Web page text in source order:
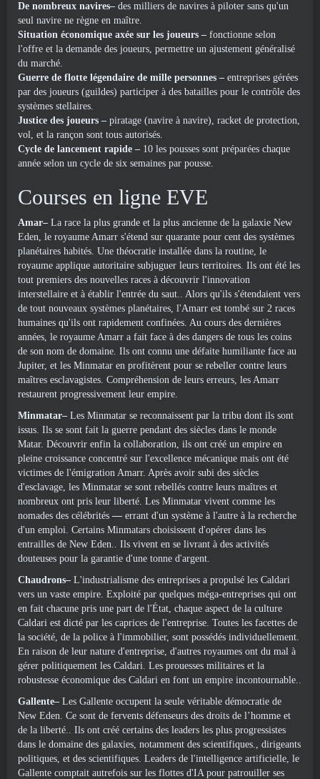
De nombreux navires– des milliers de navires à piloter sans qu'un
seul navire ne règne en maître.
Situation économique axée sur les joueurs – fonctionne selon
l'offre et la demande des joueurs, permettre un ajustement généralisé
du marché.
Guerre de flotte légendaire de mille personnes – entreprises gérées
par des joueurs (guildes) participer à des batailles pour le contrôle des
systèmes stellaires.
Justice des joueurs – piratage (navire à navire), racket de protection,
vol, et la rançon sont tous autorisés.
Cycle de lancement rapide – 10 les pousses sont préparées chaque
année selon un cycle de six semaines par pousse.
Courses en ligne EVE
Amar– La race la plus grande et la plus ancienne de la galaxie New
Eden, le royaume Amarr s'étend sur quarante pour cent des systèmes
planétaires habités. Une théocratie installée dans la routine, le
royaume applique autoritaire subjuguer leurs territoires. Ils ont été les
tout premiers des nouvelles races à découvrir l'innovation
interstellaire et à établir l'entrée du saut.. Alors qu'ils s'étendaient vers
de tout nouveaux systèmes planétaires, l'Amarr est tombé sur 2 races
humaines qu'ils ont rapidement confinées. Au cours des dernières
années, le royaume Amarr a fait face à des dangers de tous les coins
de son nom de domaine. Ils ont connu une défaite humiliante face au
Jupiter, et les Minmatar en profitèrent pour se rebeller contre leurs
maîtres esclavagistes. Compréhension de leurs erreurs, les Amarr
restaurent progressivement leur empire.
Minmatar– Les Minmatar se reconnaissent par la tribu dont ils sont
issus. Ils se sont fait la guerre pendant des siècles dans le monde
Matar. Découvrir enfin la collaboration, ils ont créé un empire en
pleine croissance concentré sur l'excellence mécanique mais ont été
victimes de l'émigration Amarr. Après avoir subi des siècles
d'esclavage, les Minmatar se sont rebellés contre leurs maîtres et
nombreux ont pris leur liberté. Les Minmatar vivent comme les
nomades des célébrités — errant d'un système à l'autre à la recherche
d'un emploi. Certains Minmatars choisissent d'opérer dans les
entrailles de New Eden.. Ils vivent en se livrant à des activités
douteuses pour la garantie d'une tonne d'argent.
Chaudrons– L'industrialisme des entreprises a propulsé les Caldari
vers un vaste empire. Exploité par quelques méga-entreprises qui ont
en fait chacune pris une part de l'État, chaque aspect de la culture
Caldari est dicté par les caprices de l'entreprise. Toutes les facettes de
la société, de la police à l'immobilier, sont possédés individuellement.
En raison de leur nature d'entreprise, d'autres royaumes ont du mal à
gérer politiquement les Caldari. Les prouesses militaires et la
robustesse économique des Caldari en font un empire incontournable..
Gallente– Les Gallente occupent la seule véritable démocratie de
New Eden. Ce sont de fervents défenseurs des droits de l’homme et
de la liberté.. Ils ont créé certains des leaders les plus progressistes
dans le domaine des galaxies, notamment des scientifiques., dirigeants
politiques, et des scientifiques. Leaders de l'intelligence artificielle, le
Gallente comptait autrefois sur les flottes d'IA pour patrouiller ses